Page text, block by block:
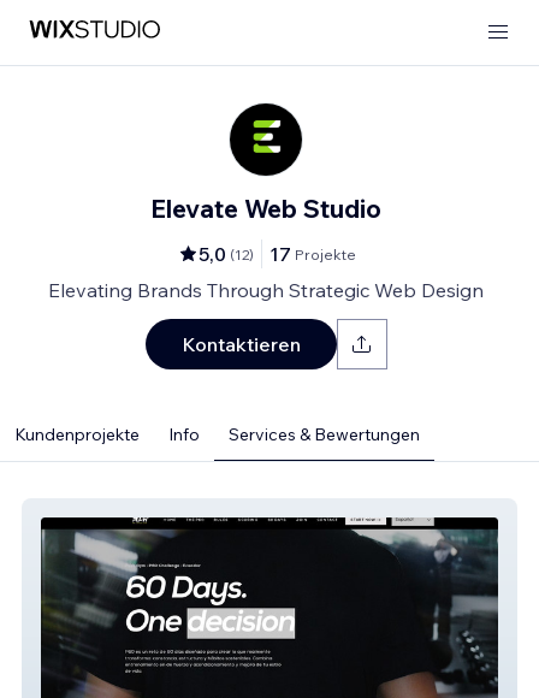
Elevate Web Studio
5,0 (12) 17 Projekte
Elevating Brands Through Strategic Web Design
Kontaktieren
Kundenprojekte Info Services & Bewertungen